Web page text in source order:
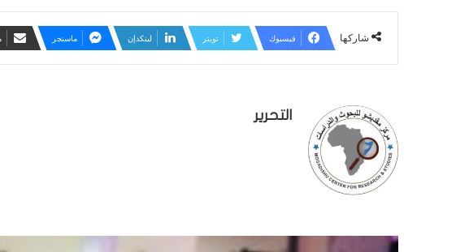
شاركها فيسبوك تويتر لينكدإن ماسنجر
التحرير